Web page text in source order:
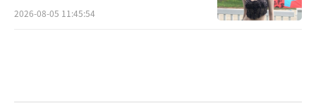
2026-08-05 11:45:54